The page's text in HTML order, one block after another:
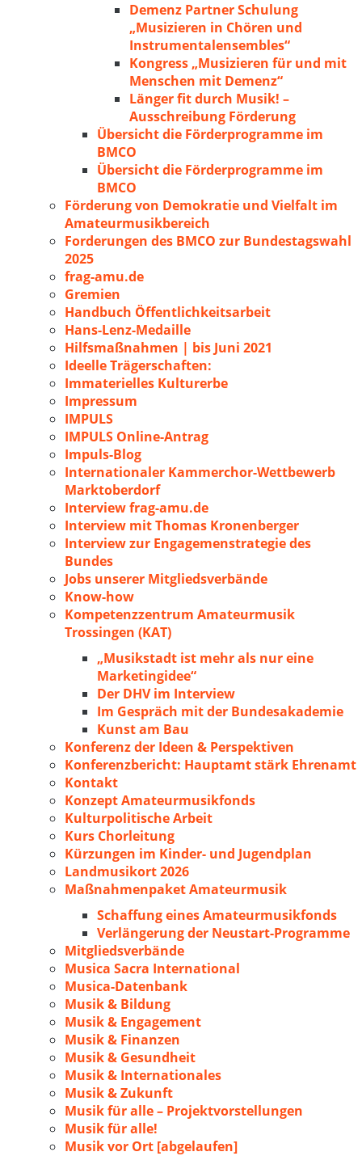
Demenz Partner Schulung
„Musizieren in Chören und
Instrumentalensembles“
Kongress „Musizieren für und mit
Menschen mit Demenz“
Länger fit durch Musik! –
Ausschreibung Förderung
Übersicht die Förderprogramme im
BMCO
Übersicht die Förderprogramme im
BMCO
Förderung von Demokratie und Vielfalt im
Amateurmusikbereich
Forderungen des BMCO zur Bundestagswahl
2025
frag-amu.de
Gremien
Handbuch Öffentlichkeitsarbeit
Hans-Lenz-Medaille
Hilfsmaßnahmen | bis Juni 2021
Ideelle Trägerschaften:
Immaterielles Kulturerbe
Impressum
IMPULS
IMPULS Online-Antrag
Impuls-Blog
Internationaler Kammerchor-Wettbewerb
Marktoberdorf
Interview frag-amu.de
Interview mit Thomas Kronenberger
Interview zur Engagemenstrategie des
Bundes
Jobs unserer Mitgliedsverbände
Know-how
Kompetenzzentrum Amateurmusik
Trossingen (KAT)
„Musikstadt ist mehr als nur eine
Marketingidee“
Der DHV im Interview
Im Gespräch mit der Bundesakademie
Kunst am Bau
Konferenz der Ideen & Perspektiven
Konferenzbericht: Hauptamt stärk Ehrenamt
Kontakt
Konzept Amateurmusikfonds
Kulturpolitische Arbeit
Kurs Chorleitung
Kürzungen im Kinder- und Jugendplan
Landmusikort 2026
Maßnahmenpaket Amateurmusik
Schaffung eines Amateurmusikfonds
Verlängerung der Neustart-Programme
Mitgliedsverbände
Musica Sacra International
Musica-Datenbank
Musik & Bildung
Musik & Engagement
Musik & Finanzen
Musik & Gesundheit
Musik & Internationales
Musik & Zukunft
Musik für alle – Projektvorstellungen
Musik für alle!
Musik vor Ort [abgelaufen]